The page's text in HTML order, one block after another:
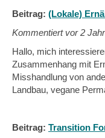
Beitrag: (Lokale)
Kommentiert vor2
Hallo, mich
Zusammenhang mit
Misshandlung von
Landbau, vegane
Beitrag: Transition